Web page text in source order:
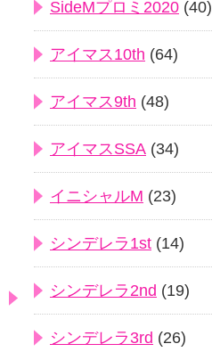
SideMプロミ2020 (40)
アイマス10th (64)
アイマス9th (48)
アイマスSSA (34)
イニシャルM (23)
シンデレラ1st (14)
シンデレラ2nd (19)
シンデレラ3rd (26)